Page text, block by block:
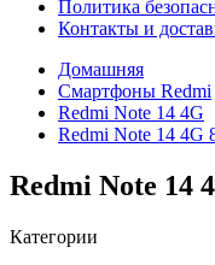
Политика
Контакты и
Домашняя
Смартфоны Redmi
Redmi Note 14 4G
Redmi Note 14 4G
Redmi Note 14
Категории